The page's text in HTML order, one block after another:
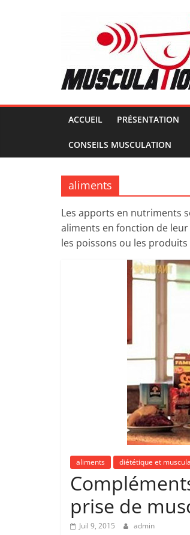
Pour
avoir
des
d'acier
ACCUEIL PRÉSENTATION
CONSEILS MUSCULATION
aliments
Les apports en nutriments
aliments en fonction de
les poissons ou les
aliments diététique et
prise de
Juil 9, 2015 admin